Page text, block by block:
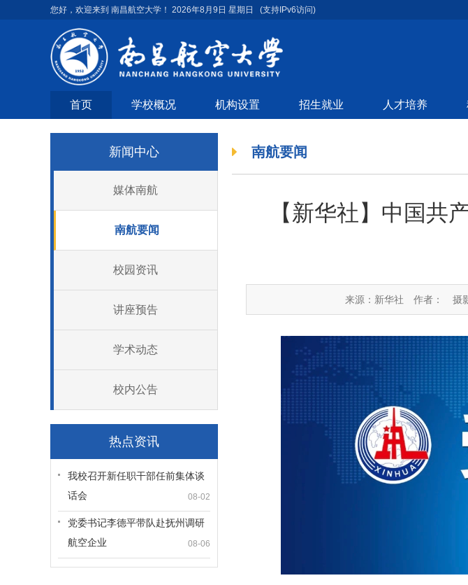
您好，欢迎来到 南昌航空大学！ 2026年8月9日 星期日 (支持IPv6访问)
首页 学校概况 机构设置 招生就业 人才培养
新闻中心
媒体南航
南航要闻
校园资讯
讲座预告
学术动态
校内公告
热点资讯
08-02
我校召开新任职干部任前集体谈
话会
08-06
党委书记李德平带队赴抚州调研
航空企业
南航要闻
【新华社】中国共
来源：新华社 作者： 摄